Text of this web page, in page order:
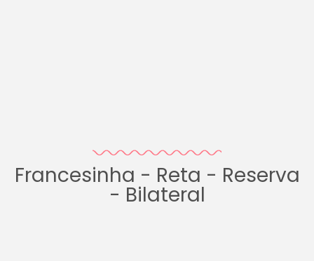
Francesinha - Reta - Reserva
- Bilateral